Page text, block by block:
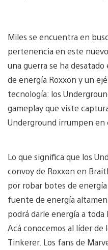
Miles se encuentra en
pertenencia en este
una guerra se ha
de energía Roxxon y un
tecnología: los
gameplay que viste
Underground irrumpen en
Lo que significa que los
convoy de Roxxon en
por robar botes de
fuente de energía
podrá darle energía a toda
Acá conocemos al líder
Tinkerer. Los fans de